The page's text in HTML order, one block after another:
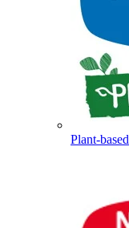
Plant-based